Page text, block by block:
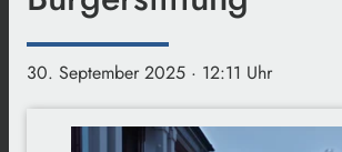
30. September 2025 · 12:11 Uhr